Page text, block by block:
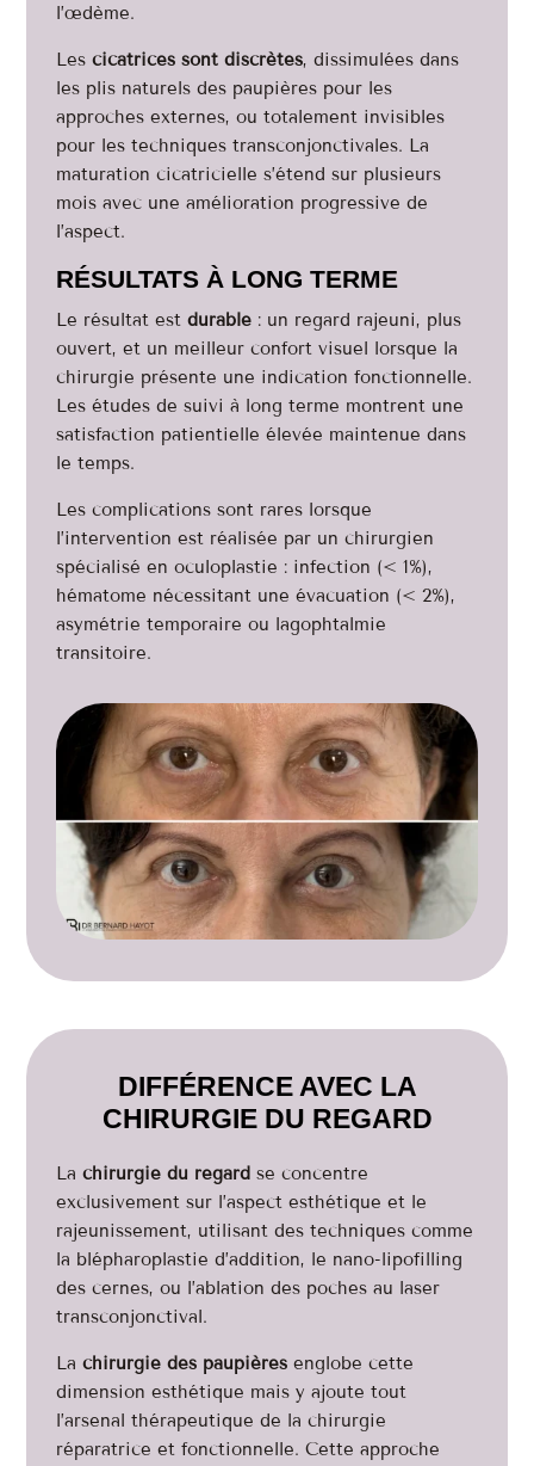
l’œdème.
Les cicatrices sont discrètes, dissimulées dans
les plis naturels des paupières pour les
approches externes, ou totalement invisibles
pour les techniques transconjonctivales. La
maturation cicatricielle s’étend sur plusieurs
mois avec une amélioration progressive de
l’aspect.
RÉSULTATS À LONG TERME
Le résultat est durable : un regard rajeuni, plus
ouvert, et un meilleur confort visuel lorsque la
chirurgie présente une indication fonctionnelle.
Les études de suivi à long terme montrent une
satisfaction patientielle élevée maintenue dans
le temps.
Les complications sont rares lorsque
l’intervention est réalisée par un chirurgien
spécialisé en oculoplastie : infection (< 1%),
hématome nécessitant une évacuation (< 2%),
asymétrie temporaire ou lagophtalmie
transitoire.
DIFFÉRENCE AVEC LA
CHIRURGIE DU REGARD
La chirurgie du regard se concentre
exclusivement sur l’aspect esthétique et le
rajeunissement, utilisant des techniques comme
la blépharoplastie d’addition, le nano-lipofilling
des cernes, ou l’ablation des poches au laser
transconjonctival.
La chirurgie des paupières englobe cette
dimension esthétique mais y ajoute tout
l’arsenal thérapeutique de la chirurgie
réparatrice et fonctionnelle. Cette approche